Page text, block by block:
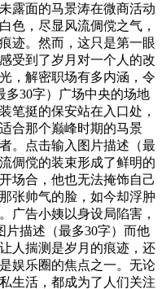
露面的马景涛在微商活动
色，尽显风流倜傥之气，
迹。然而，这只是第一眼
受到了岁月对一个人的改
，解密职场有多内涵，令
多30字）广场中央的场地
笔挺的保安站在入口处，
合那个巅峰时期的马景
。点击输入图片描述（最
倜傥的装束形成了鲜明的
场合，他也无法掩饰自己
张帅气的脸，如今却浮肿
广告小姨以身设局陷害，
片描述（最多30字）而他
人揣测是岁月的痕迹，还
娱乐圈的焦点之一。无论
生活，都成为了人们关注